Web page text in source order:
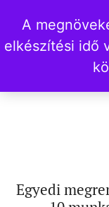
A
elkészítési idő
Egyedi